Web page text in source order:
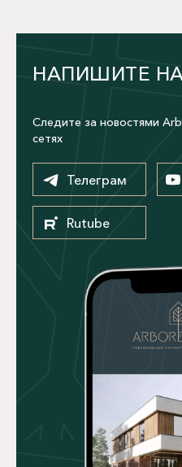
НАПИШИТЕ
Следите за новостями
сетях
Телеграм
Rutube